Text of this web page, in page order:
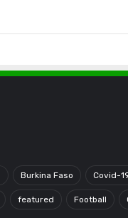
Burkina Faso Covid-
featured Football